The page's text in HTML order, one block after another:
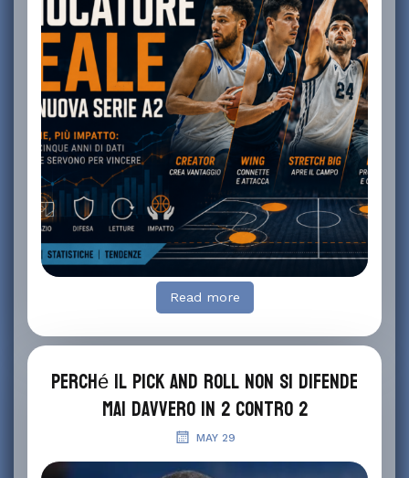
Read more
Perché il pick and roll non si difende
mai davvero in 2 contro 2
MAY 29